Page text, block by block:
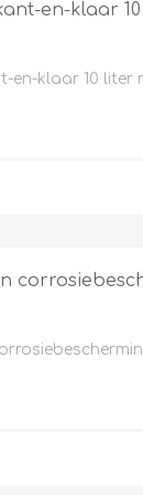
en-klaar
en-klaar 10